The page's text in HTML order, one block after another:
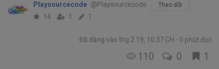
Playsourcecode @Playsourcecode Theo dõi
14 1 1
Đã đăng vào thg 2 19, 10:37 CH 0 phút đọc
110 0 1